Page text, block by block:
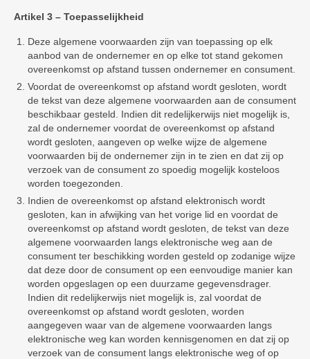
Artikel 3 – Toepasselijkheid
Deze algemene voorwaarden zijn van toepassing op elk
aanbod van de ondernemer en op elke tot stand gekomen
overeenkomst op afstand tussen ondernemer en consument.
Voordat de overeenkomst op afstand wordt gesloten, wordt
de tekst van deze algemene voorwaarden aan de consument
beschikbaar gesteld. Indien dit redelijkerwijs niet mogelijk is,
zal de ondernemer voordat de overeenkomst op afstand
wordt gesloten, aangeven op welke wijze de algemene
voorwaarden bij de ondernemer zijn in te zien en dat zij op
verzoek van de consument zo spoedig mogelijk kosteloos
worden toegezonden.
Indien de overeenkomst op afstand elektronisch wordt
gesloten, kan in afwijking van het vorige lid en voordat de
overeenkomst op afstand wordt gesloten, de tekst van deze
algemene voorwaarden langs elektronische weg aan de
consument ter beschikking worden gesteld op zodanige wijze
dat deze door de consument op een eenvoudige manier kan
worden opgeslagen op een duurzame gegevensdrager.
Indien dit redelijkerwijs niet mogelijk is, zal voordat de
overeenkomst op afstand wordt gesloten, worden
aangegeven waar van de algemene voorwaarden langs
elektronische weg kan worden kennisgenomen en dat zij op
verzoek van de consument langs elektronische weg of op